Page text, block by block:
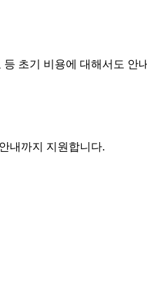
초기 비용에 대해서도 안
내까지 지원합니다.